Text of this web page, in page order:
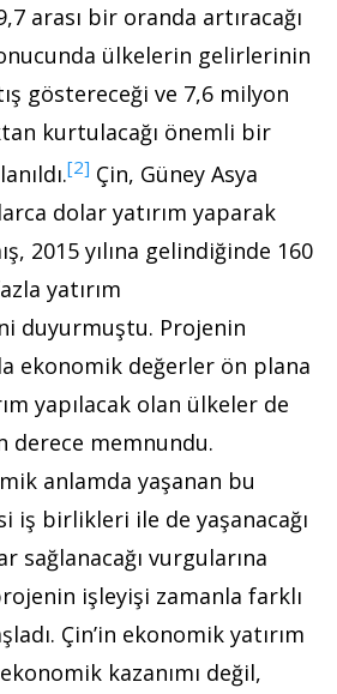
arası bir oranda artıracağı
ülkelerin gelirlerinin
göstereceği ve 7,6 milyon
kurtulacağı önemli bir
[2] Çin, Güney Asya
dolar yatırım yaparak
2015 yılına gelindiğinde 160
yatırım
duyurmuştu. Projenin
ekonomik değerler ön plana
yapılacak olan ülkeler de
derece memnundu.
anlamda yaşanan bu
iş birlikleri ile de yaşanacağı
sağlanacağı vurgularına
işleyişi zamanla farklı
Çin’in ekonomik yatırım
kazanımı değil,